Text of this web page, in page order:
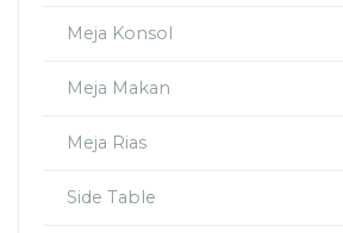
Meja Konsol
Meja Makan
Meja Rias
Side Table